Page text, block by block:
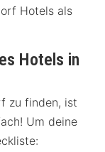
Hotels als
Hotels in
zu finden, ist
Um deine